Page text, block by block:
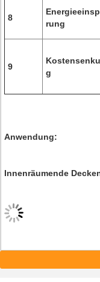
8
rung
9
g
Anwendung:
Innenräumende